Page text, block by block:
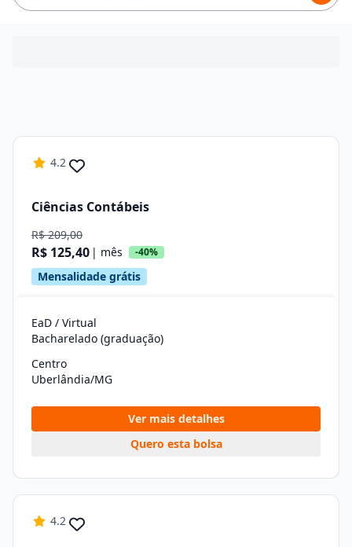
4.2
Ciências Contábeis
R$ 209,00
R$ 125,40 | mês -40%
Mensalidade grátis
EaD / Virtual
Bacharelado (graduação)
Centro
Uberlândia/MG
Ver mais detalhes
Quero esta bolsa
4.2